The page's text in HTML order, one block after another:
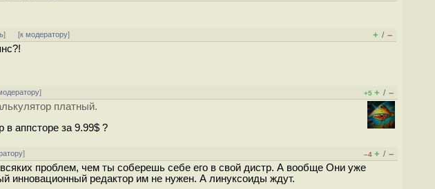
] [к модератору] + / –
] +5 + / –
платный.
в аппсторе за 9.99$ ?
] –4 + / –
проблем, чем ты соберешь себе его в свой дистр. А вообще Они уже
инновационный редактор им не нужен. А линуксоиды ждут.